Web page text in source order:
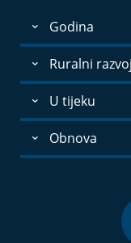
Godina
Ruralni razvoj
U tijeku
Obnova